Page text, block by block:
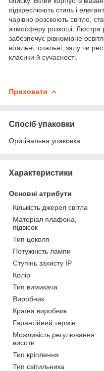
підкреслюють стиль і
чарівно розсіюють світло,
атмосферу розкоші. Люстра
забезпечує рівномірне
вітальні, спальні, залу чи
класики й сучасності.
Приховати
Спосіб упаковки
Оригінальна упаковка
Характеристики
Основні атрибути
Кількість джерел світла
Матеріал плафона,
підвісок
Тип цоколя
Потужність лампи
Ступінь захисту IP
Колір
Тип вимикача
Виробник
Країна виробник
Гарантійний термін
Можливість регулювання
висоти
Тип кріплення
Тип світильника